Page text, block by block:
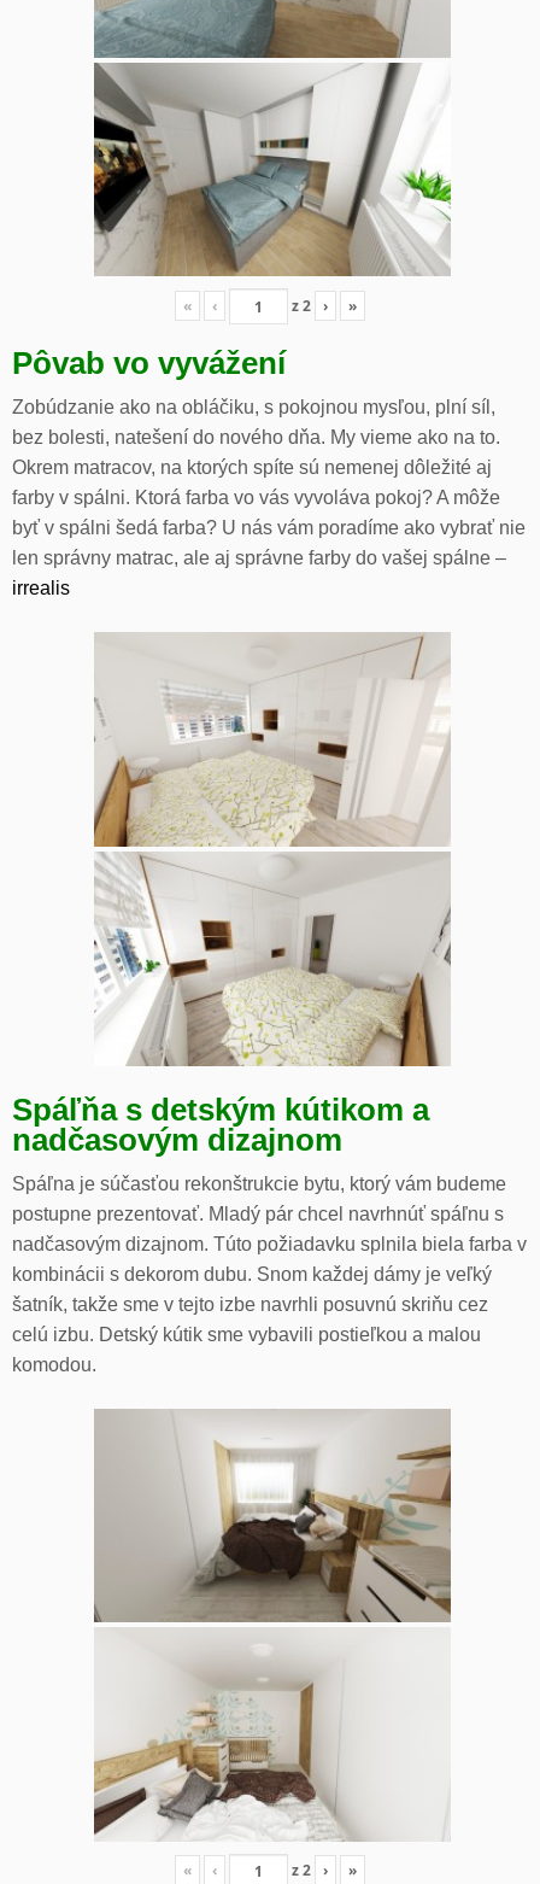
« ‹ z2 › »
Pôvab vo vyvážení
Zobúdzanie ako na obláčiku, s pokojnou mysľou, plní síl,
bez bolesti, natešení do nového dňa. My vieme ako na to.
Okrem matracov, na ktorých spíte sú nemenej dôležité aj
farby v spálni. Ktorá farba vo vás vyvoláva pokoj? A môže
byť v spálni šedá farba? U nás vám poradíme ako vybrať nie
len správny matrac, ale aj správne farby do vašej spálne –
irrealis
Spáľňa s detským kútikom a
nadčasovým dizajnom
Spáľna je súčasťou rekonštrukcie bytu, ktorý vám budeme
postupne prezentovať. Mladý pár chcel navrhnúť spáľnu s
nadčasovým dizajnom. Túto požiadavku splnila biela farba v
kombinácii s dekorom dubu. Snom každej dámy je veľký
šatník, takže sme v tejto izbe navrhli posuvnú skriňu cez
celú izbu. Detský kútik sme vybavili postieľkou a malou
komodou.
« ‹ z2 › »